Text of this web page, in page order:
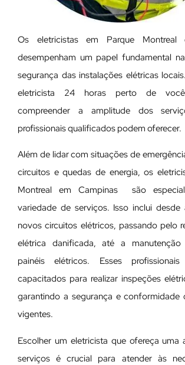
Os eletricistas em Parque Montreal
desempenham um papel fundamental
segurança das instalações elétricas
eletricista 24 horas perto de
compreender a amplitude dos
profissionais qualificados podem oferecer.
Além de lidar com situações de
circuitos e quedas de energia, os
Montreal em Campinas são
variedade de serviços. Isso inclui desde
novos circuitos elétricos, passando pelo
elétrica danificada, até a manutenção
painéis elétricos. Esses
capacitados para realizar inspeções
garantindo a segurança e conformidade
vigentes.
Escolher um eletricista que ofereça uma
serviços é crucial para atender às